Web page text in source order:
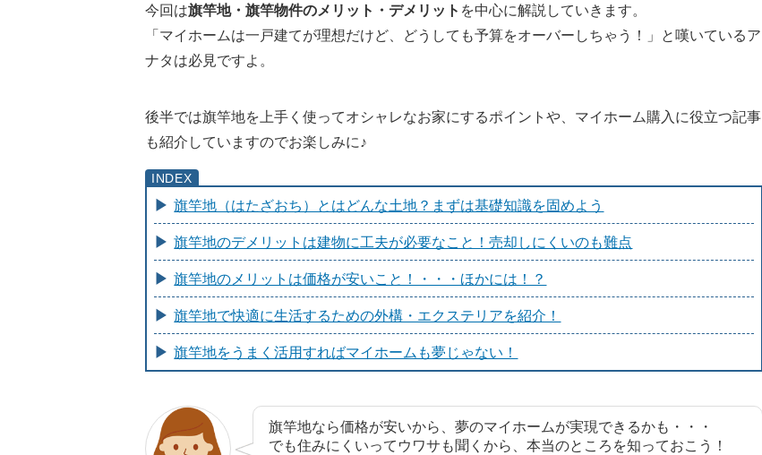
今回は旗竿地・旗竿物件のメリット・デメリット を中心に解説していきます。
「マイホームは一戸建てが理想だけど、どうしても予算をオーバーしちゃう！」と嘆いているア
ナタは必見ですよ。
後半では旗竿地を上手く使ってオシャレなお家にするポイントや、マイホーム購入に役立つ記事
も紹介していますのでお楽しみに♪
旗竿地（はたざおち）とはどんな土地？まずは基礎知識を固めよう
旗竿地のデメリットは建物に工夫が必要なこと！売却しにくいのも難点
旗竿地のメリットは価格が安いこと！・・・ほかには！？
旗竿地で快適に生活するための外構・エクステリアを紹介！
旗竿地をうまく活用すればマイホームも夢じゃない！
旗竿地なら価格が安いから、夢のマイホームが実現できるかも・・・
でも住みにくいってウワサも聞くから、本当のところを知っておこう！